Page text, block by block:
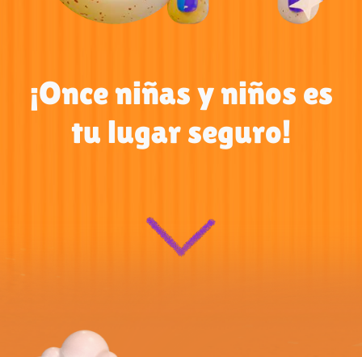
¡Once niñas y niños es
tu lugar seguro!